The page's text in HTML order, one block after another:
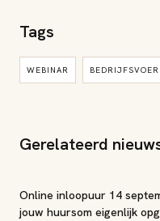
Tags
WEBINAR
Gerelateerd
Online inloopuur 14
jouw huursom eigenlijk